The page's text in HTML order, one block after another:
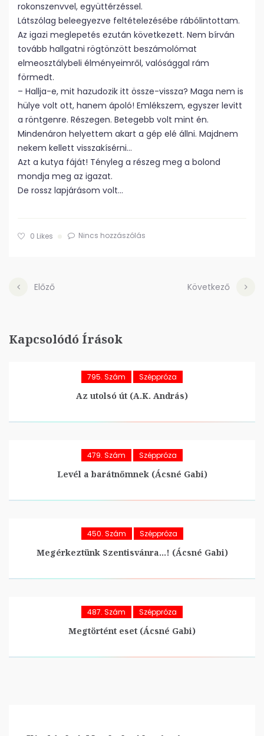
rokonszenvvel, együttérzéssel.
Látszólag beleegyezve feltételezésébe rábólintottam.
Az igazi meglepetés ezután következett. Nem bírván
tovább hallgatni rögtönzött beszámolómat
elmeosztálybeli élményeimről, valósággal rám
förmedt.
– Hallja-e, mit hazudozik itt össze-vissza? Maga nem is
hülye volt ott, hanem ápoló! Emlékszem, egyszer levitt
a röntgenre. Részegen. Betegebb volt mint én.
Mindenáron helyettem akart a gép elé állni. Majdnem
nekem kellett visszakísérni…
Azt a kutya fáját! Tényleg a részeg meg a bolond
mondja meg az igazat.
De rossz lapjárásom volt…
0 Likes Nincs hozzászólás
Előző Következő
Kapcsolódó Írások
795. Szám Széppróza
Az utolsó út (A.K. András)
479. Szám Széppróza
Levél a barátnőmnek (Ácsné Gabi)
450. Szám Széppróza
Megérkeztünk Szentisvánra…! (Ácsné Gabi)
487. Szám Széppróza
Megtörtént eset (Ácsné Gabi)